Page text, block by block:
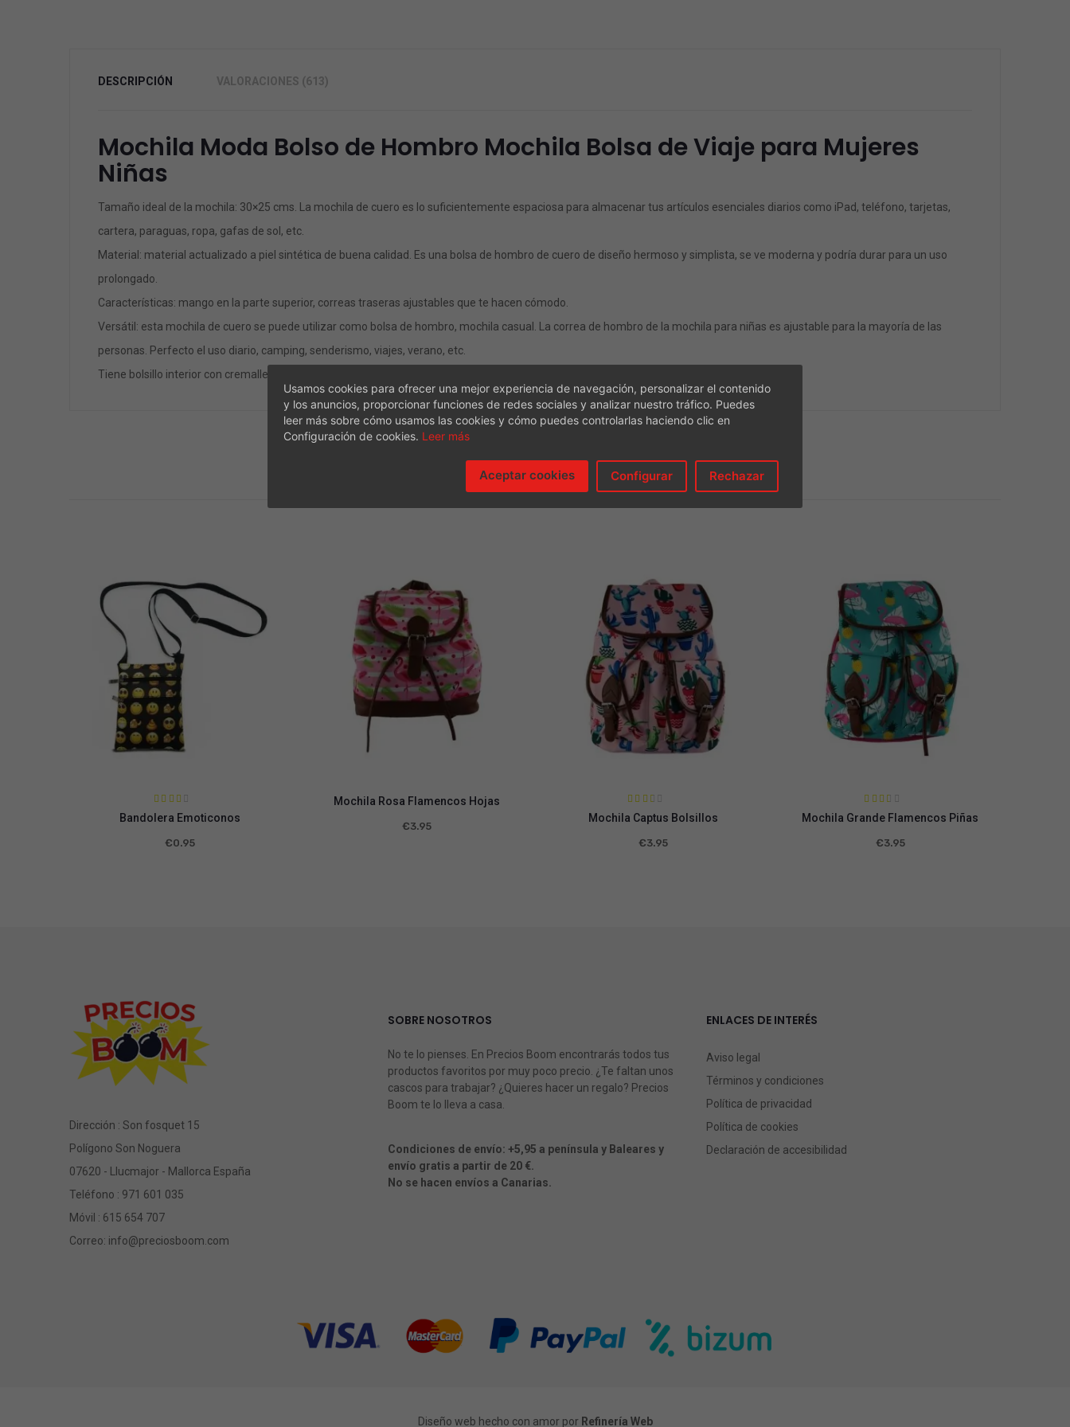
DESCRIPCIÓN VALORACIONES (613)
Mochila Moda Bolso de Hombro Mochila Bolsa de Viaje para Mujeres
Niñas
Tamaño ideal de la mochila: 30×25 cms. La mochila de cuero es lo suficientemente espaciosa para almacenar tus artículos esenciales diarios como iPad, teléfono, tarjetas,
cartera, paraguas, ropa, gafas de sol, etc.
Material: material actualizado a piel sintética de buena calidad. Es una bolsa de hombro de cuero de diseño hermoso y simplista, se ve moderna y podría durar para un uso
prolongado.
Características: mango en la parte superior, correas traseras ajustables que te hacen cómodo.
Versátil: esta mochila de cuero se puede utilizar como bolsa de hombro, mochila casual. La correa de hombro de la mochila para niñas es ajustable para la mayoría de las
personas. Perfecto el uso diario, camping, senderismo, viajes, verano, etc.
Tiene bolsillo interior con cremallera para organizar mejor las cosas , forrada por dentro .
TE PUEDE GUSTAR EL ARTÍCULO
do en
de 5
Bandolera Emoticonos
€0.95
Mochila Rosa Flamencos Hojas
€3.95
do en
de 5
Mochila Captus Bolsillos
€3.95
do en
de 5
Mochila Grande Flamencos Piñas
€3.95
Dirección : Son fosquet 15
Polígono Son Noguera
07620 - Llucmajor - Mallorca España
Teléfono : 971 601 035
Móvil : 615 654 707
Correo: info@preciosboom.com
SOBRE NOSOTROS
No te lo pienses. En Precios Boom encontrarás todos tus
productos favoritos por muy poco precio. ¿Te faltan unos
cascos para trabajar? ¿Quieres hacer un regalo? Precios
Boom te lo lleva a casa.
Condiciones de envío: +5,95 a península y Baleares y
envío gratis a partir de 20 €.
No se hacen envíos a Canarias.
ENLACES DE INTERÉS
Aviso legal
Términos y condiciones
Política de privacidad
Política de cookies
Declaración de accesibilidad
Diseño web hecho con amor por Refinería Web
Usamos cookies para ofrecer una mejor experiencia de navegación, personalizar el contenido
y los anuncios, proporcionar funciones de redes sociales y analizar nuestro tráfico. Puedes
leer más sobre cómo usamos las cookies y cómo puedes controlarlas haciendo clic en
Configuración de cookies. Leer más
Aceptar cookies Configurar Rechazar